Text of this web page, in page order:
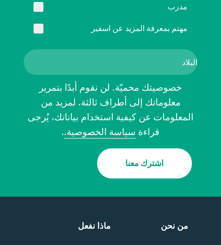
مدرب
مهتم بمعرفة المزيد عن اسفير
خصوصيتك محميّة. لن نقوم أبدًا بتمرير
معلوماتك إلى أطراف ثالثة. لمزيد من
المعلومات عن كيفية استخدام بياناتك، يُرجى
قراءة سياسة الخصوصية..
اشترك معنا
من نحن ماذا نفعل